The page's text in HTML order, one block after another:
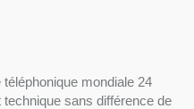
mondiale 24
sans différence de